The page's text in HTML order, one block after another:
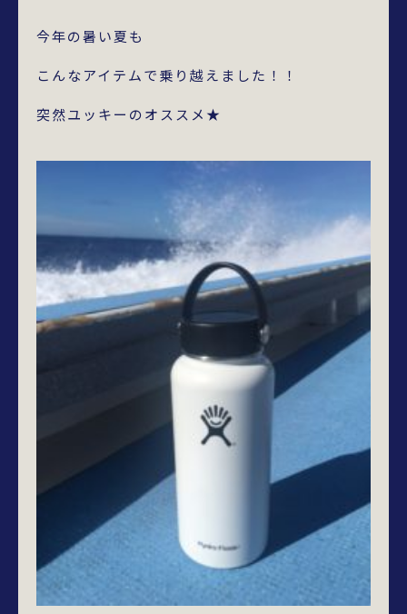
今年の暑い夏も
こんなアイテムで乗り越えました！！
突然ユッキーのオススメ★